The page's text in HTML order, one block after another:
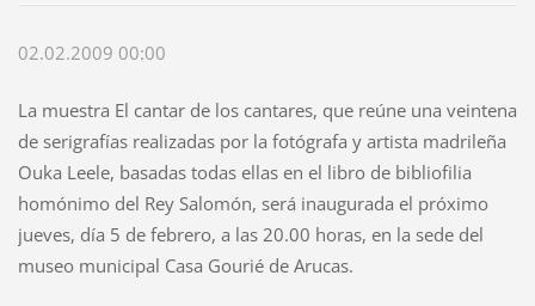
02.02.2009 00:00
La muestra El cantar de los cantares, que reúne una veintena
de serigrafías realizadas por la fotógrafa y artista madrileña
Ouka Leele, basadas todas ellas en el libro de bibliofilia
homónimo del Rey Salomón, será inaugurada el próximo
jueves, día 5 de febrero, a las 20.00 horas, en la sede del
museo municipal Casa Gourié de Arucas.